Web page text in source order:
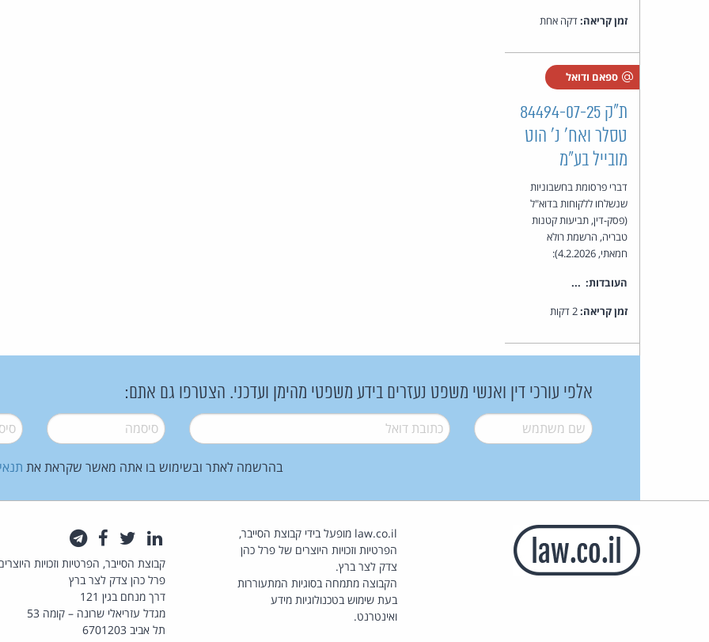
זמן קריאה:דקה אחת
ספאם ודואל
ת"ק 84494-07-25
טסלר ואח' נ' הוט
מובייל בע"מ
דברי פרסומת בחשבוניות
שנשלחו ללקוחות בדוא"ל
(פסק-דין, תביעות קטנות
טבריה, הרשמת רולא
חמאתי, 4.2.2026):
העובדות: ...
זמן קריאה:
אלפי עורכי דין ואנשי משפט נעזרים בידע משפטי מהימן ועדכני. הצטרפו גם אתם:
שם משתמש* דואל* סיסמה*
בהרשמה לאתר ובשימוש בו אתה מאשר שקראת את
law.co.il מופעל בידי קבוצת הסייבר,
הפרטיות וזכויות היוצרים של פרל כהן
צדק לצר ברץ.
הקבוצה מתמחה בסוגיות המתעוררות
בעת שימוש בטכנולוגיות מידע
ואינטרנט.
לינקדאין
טוויטרפייסבוק
קבוצת הסייבר, הפרטיות וזכויות
פרל כהן צדק לצר ברץ
דרך מנחם בגין 121
מגדל עזריאלי שרונה – קומה 53
תל אביב 6701203